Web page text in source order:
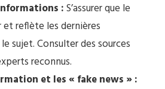
:S’assurer que le
reflète les dernières
sujet. Consulter des sources
reconnus.
et les « fake news » :